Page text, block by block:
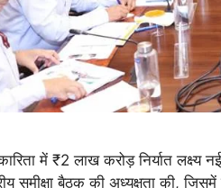
में ₹2 लाख करोड़ निर्यात लक्ष्य
समीक्षा बैठक की अध्यक्षता की,